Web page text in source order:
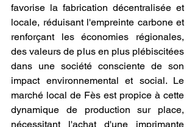
favorise la fabrication décentralisée et
locale, réduisant l'empreinte carbone et
renforçant les économies régionales,
des valeurs de plus en plus plébiscitées
dans une société consciente de son
impact environnemental et social. Le
marché local de Fès est propice à cette
dynamique de production sur place,
nécessitant l'achat d'une imprimante